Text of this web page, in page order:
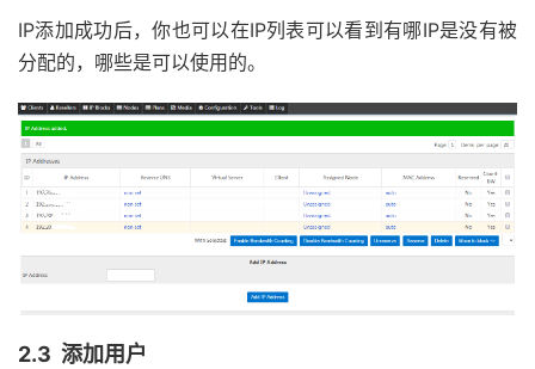
IP添加成功后，你也可以在IP列表可以看到有哪IP是没有被
分配的，哪些是可以使用的。
2.3 添加用户